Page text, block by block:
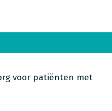
voor patiënten met